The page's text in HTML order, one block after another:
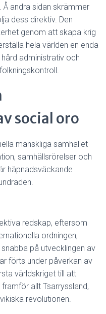
Å andra sidan skrämmer
dess direktiv. Den
genom att skapa krig
hela världen en enda
administrativ och
social oro
mänskliga samhället
samhällsrörelser och
häpnadsväckande
redskap, eftersom
ordningen,
på utvecklingen av
förts under påverkan av
världskriget till att
allt Tsarryssland,
revolutionen.